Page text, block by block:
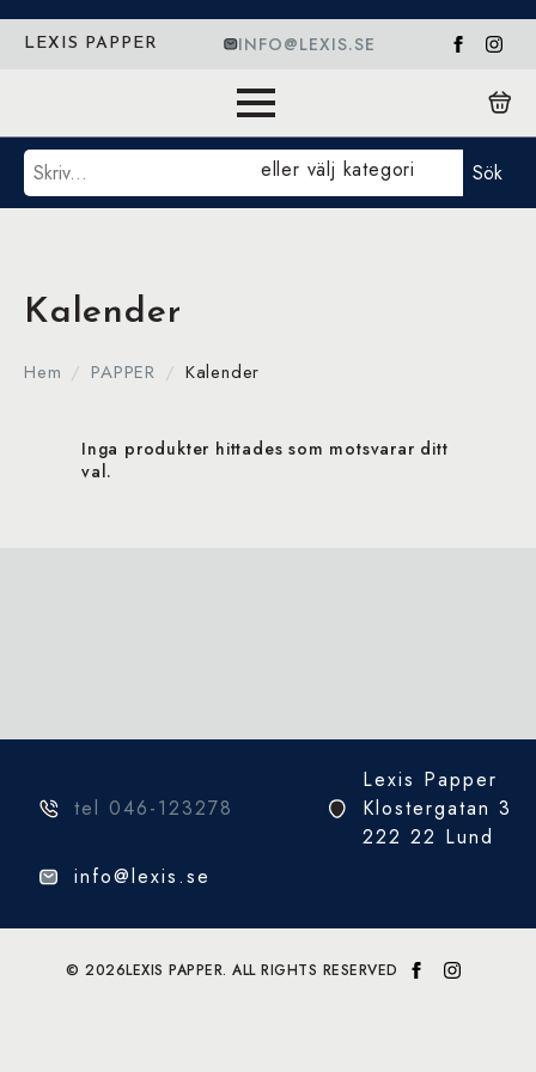
LEXIS PAPPER INFO@LEXIS.SE
Sök eller välj kategori Sök
Kalender
Hem PAPPER Kalender
Inga produkter hittades som motsvarar ditt
val.
tel 046-123278
Lexis Papper
Klostergatan 3
222 22 Lund
info@lexis.se
© 2026LEXIS PAPPER. ALL RIGHTS RESERVED